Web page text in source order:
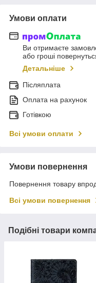
Умови оплати
Ви отримаєте
або гроші
Детальніше
Післяплата
Оплата на рахунок
Готівкою
Всі умови оплати
Умови повернення
Повернення товару
Всі умови повернення
Подібні товари